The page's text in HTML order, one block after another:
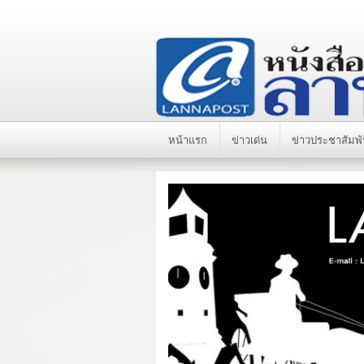
หน้าแรก ข่าวเด่น ข่าวประชาสัม